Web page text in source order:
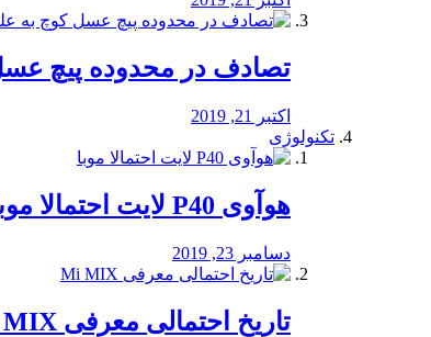
تصادف در محدوده پیچ
اکتبر 21, 2019
تکنولوژی
هوآوی P40 لایت احتمالا موبا
دسامبر 23, 2019
تاریخ احتمالی معرفی Mi MIX